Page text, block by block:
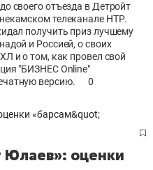
своего отъезда в Детройт
телеканале НТР.
получить приз лучшему
и Россией, о своих
и о том, как провел свой
"БИЗНЕС Online"
версию.
0
Юлаев»: оценки